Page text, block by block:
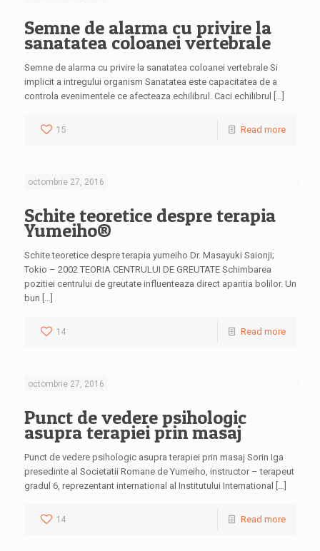
Semne de alarma cu privire la
sanatatea coloanei vertebrale
Semne de alarma cu privire la sanatatea coloanei vertebrale Si
implicit a intregului organism Sanatatea este capacitatea de a
controla evenimentele ce afecteaza echilibrul. Caci echilibrul […]
15 Read more
octombrie 27, 2016
Schite teoretice despre terapia
Yumeiho®
Schite teoretice despre terapia yumeiho Dr. Masayuki Saionji;
Tokio – 2002 TEORIA CENTRULUI DE GREUTATE Schimbarea
pozitiei centrului de greutate influenteaza direct aparitia bolilor. Un
bun […]
14 Read more
octombrie 27, 2016
Punct de vedere psihologic
asupra terapiei prin masaj
Punct de vedere psihologic asupra terapiei prin masaj Sorin Iga
presedinte al Societatii Romane de Yumeiho, instructor – terapeut
gradul 6, reprezentant international al Institutului International […]
14 Read more